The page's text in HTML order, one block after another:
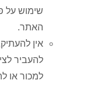
שימוש על
האתר.
אין
להעביר
למכור או